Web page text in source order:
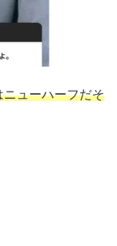
ューハーフだそ